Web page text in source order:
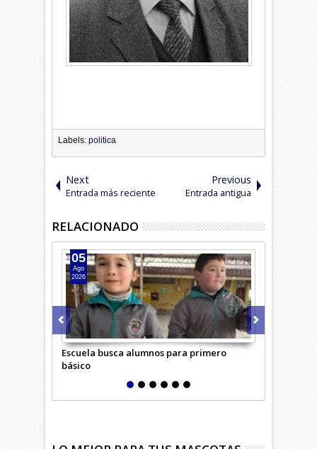
Labels:politica
Next
Entrada más reciente
Previous
Entrada antigua
RELACIONADO
Escuela busca alumnos para primero
básico
05
Ago
2026